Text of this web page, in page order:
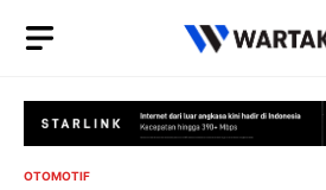
OTOMOTIF